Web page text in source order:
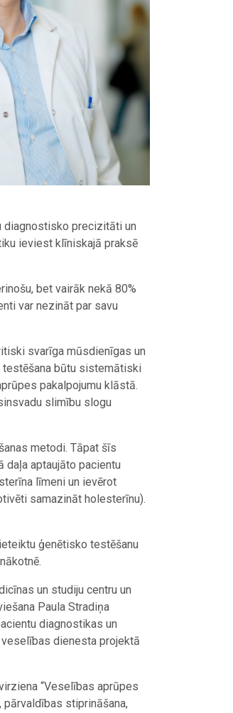
diagnostisko precizitāti un
ieviest klīniskajā praksē
bet vairāk nekā 80%
var nezināt par savu
svarīga mūsdienīgas un
testēšana būtu sistemātiski
pakalpojumu klāstā.
slimību slogu
metodi. Tāpat šīs
aptaujāto pacientu
līmeni un ievērot
samazināt holesterīnu).
ģenētisko testēšanu
un studiju centru un
Paula Stradiņa
diagnostikas un
dienesta projektā
“Veselības aprūpes
stiprināšana,